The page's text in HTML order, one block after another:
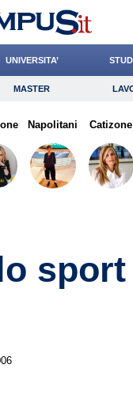
UNIVERSITA’
Master
Consigli
MASTER
Napolitani Catizone